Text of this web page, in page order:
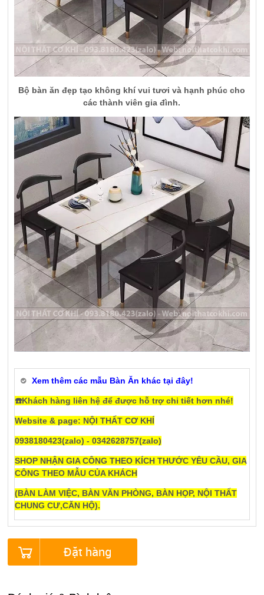
Bộ bàn ăn đẹp tạo không khí vui tươi và hạnh phúc cho
các thành viên gia đình.
Xem thêm các mẫu Bàn Ăn khác tại đây!
☎️Khách hàng liên hệ để được hỗ trợ chi tiết hơn nhé!
Website & page: NỘI THẤT CƠ KHÍ
0938180423(zalo) - 0342628757(zalo)
SHOP NHẬN GIA CÔNG THEO KÍCH THƯỚC YÊU CẦU, GIA
CÔNG THEO MẪU CỦA KHÁCH
(BÀN LÀM VIỆC, BÀN VĂN PHÒNG, BÀN HỌP, NỘI THẤT
CHUNG CƯ,CĂN HỘ).
Đặt hàng